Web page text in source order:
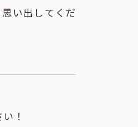
い出してくだ
！